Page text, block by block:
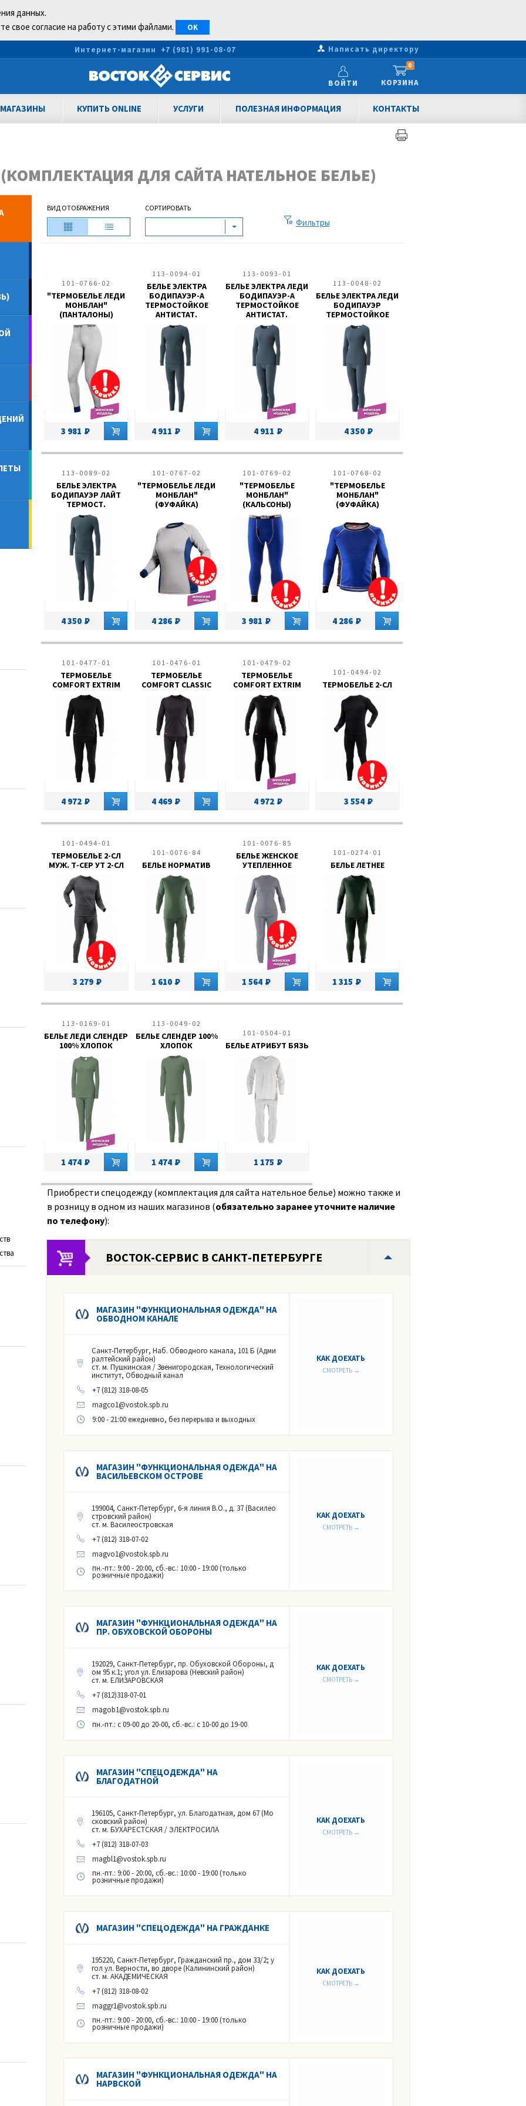
данных.
свое согласие на работу с этими файлами.
OK
Интернет-магазин +7 (981) 991-08-07 Написать директору
ВОЙТИ КОРЗИНА
0
МАГАЗИНЫ КУПИТЬ ONLINE УСЛУГИ ПОЛЕЗНАЯ ИНФОРМАЦИЯ КОНТАКТЫ
ДЛЯ САЙТА НАТЕЛЬНОЕ БЕЛЬЕ)
ВИД ОТОБРАЖЕНИЯ СОРТИРОВАТЬ
Фильтры
101-0766-02
"ТЕРМОБЕЛЬЕ ЛЕДИ
МОНБЛАН"
(ПАНТАЛОНЫ)
3 981
113-0094-01
БЕЛЬЕ ЭЛЕКТРА
БОДИПАУЭР-А
ТЕРМОСТОЙКОЕ
АНТИСТАТ.
4 911
113-0093-01
БЕЛЬЕ ЭЛЕКТРА ЛЕДИ
БОДИПАУЭР-А
ТЕРМОСТОЙКОЕ
АНТИСТАТ.
4 911
113-0048-02
БЕЛЬЕ ЭЛЕКТРА ЛЕДИ
БОДИПАУЭР
ТЕРМОСТОЙКОЕ
4 350
113-0089-02
БЕЛЬЕ ЭЛЕКТРА
БОДИПАУЭР ЛАЙТ
ТЕРМОСТ.
4 350
101-0767-02
"ТЕРМОБЕЛЬЕ ЛЕДИ
МОНБЛАН"
(ФУФАЙКА)
4 286
101-0769-02
"ТЕРМОБЕЛЬЕ
МОНБЛАН"
(КАЛЬСОНЫ)
3 981
101-0768-02
"ТЕРМОБЕЛЬЕ
МОНБЛАН"
(ФУФАЙКА)
4 286
101-0477-01
ТЕРМОБЕЛЬЕ
СOMFORT EXTRIM
4 972
101-0476-01
ТЕРМОБЕЛЬЕ
СOMFORT CLASSIC
4 469
101-0479-02
ТЕРМОБЕЛЬЕ
СOMFORT EXTRIM
4 972
101-0494-02
ТЕРМОБЕЛЬЕ 2-СЛ
3 554
101-0494-01
ТЕРМОБЕЛЬЕ 2-СЛ
МУЖ. Т-СЕР УТ 2-СЛ
3 279
101-0076-84
БЕЛЬЕ НОРМАТИВ
1 610
101-0076-85
БЕЛЬЕ ЖЕНСКОЕ
УТЕПЛЕННОЕ
1 564
101-0274-01
БЕЛЬЕ ЛЕТНЕЕ
1 315
113-0169-01
БЕЛЬЕ ЛЕДИ СЛЕНДЕР
100% ХЛОПОК
1 474
113-0049-02
БЕЛЬЕ СЛЕНДЕР 100%
ХЛОПОК
1 474
101-0504-01
БЕЛЬЕ АТРИБУТ БЯЗЬ
1 175
Приобрести спецодежду (комплектация для сайта нательное белье) можно также и
в розницу в одном из наших магазинов (обязательно заранее уточните наличие
по телефону):
ВОСТОК-СЕРВИС В САНКТ-ПЕТЕРБУРГЕ
МАГАЗИН "ФУНКЦИОНАЛЬНАЯ ОДЕЖДА" НА
ОБВОДНОМ КАНАЛЕ
Санкт-Петербург, Наб. Обводного канала, 101 Б (Адми
ралтейский район)
ст. м. Пушкинская / Звенигородская, Технологический
институт, Обводный канал
+7 (812) 318-08-05
magco1@vostok.spb.ru
9:00 - 21:00 ежедневно, без перерыва и выходных
КАК ДОЕХАТЬ
СМОТРЕТЬ →
МАГАЗИН "ФУНКЦИОНАЛЬНАЯ ОДЕЖДА" НА
ВАСИЛЬЕВСКОМ ОСТРОВЕ
199004, Санкт-Петербург, 6-я линия В.О., д. 37 (Василео
стровский район)
ст. м. Василеостровская
+7 (812) 318-07-02
magvo1@vostok.spb.ru
пн.-пт.: 9:00 - 20:00, сб.-вс.: 10:00 - 19:00 (только
розничные продажи)
КАК ДОЕХАТЬ
СМОТРЕТЬ →
МАГАЗИН "ФУНКЦИОНАЛЬНАЯ ОДЕЖДА" НА
ПР. ОБУХОВСКОЙ ОБОРОНЫ
192029, Санкт-Петербург, пр. Обуховской Обороны, д
ом 95 к.1; угол ул. Елизарова (Невский район)
ст. м. ЕЛИЗАРОВСКАЯ
+7 (812)318-07-01
magob1@vostok.spb.ru
пн.-пт.: с 09-00 до 20-00, сб.-вс.: с 10-00 до 19-00
КАК ДОЕХАТЬ
СМОТРЕТЬ →
МАГАЗИН "СПЕЦОДЕЖДА" НА
БЛАГОДАТНОЙ
196105, Санкт-Петербург, ул. Благодатная, дом 67 (Мо
сковский район)
ст. м. БУХАРЕСТСКАЯ / ЭЛЕКТРОСИЛА
+7 (812) 318-07-03
magbl1@vostok.spb.ru
пн.-пт.: 9:00 - 20:00, сб.-вс.: 10:00 - 19:00 (только
розничные продажи)
КАК ДОЕХАТЬ
СМОТРЕТЬ →
МАГАЗИН "СПЕЦОДЕЖДА" НА ГРАЖДАНКЕ
195220, Санкт-Петербург, Гражданский пр., дом 33/2; у
гол ул. Верности, во дворе (Калининский район)
ст. м. АКАДЕМИЧЕСКАЯ
+7 (812) 318-08-02
maggr1@vostok.spb.ru
пн.-пт.: 9:00 - 20:00, сб.-вс.: 10:00 - 19:00 (только
розничные продажи)
КАК ДОЕХАТЬ
СМОТРЕТЬ →
МАГАЗИН "ФУНКЦИОНАЛЬНАЯ ОДЕЖДА" НА
НАРВСКОЙ
фракций
напряжения
50 %
80 %
20 %
20% (по гидроокиси натрия 40%)
%